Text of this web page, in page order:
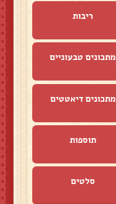
ריבות
מתכונים טבעוניים
מתכונים דיאטטים
תוספות
סלטים